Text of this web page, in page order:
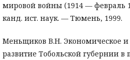
мировой войны (1914 — февраль
канд. ист. наук. — Тюмень, 1999.
Меньщиков В.Н. Экономическое и
развитие Тобольской губернии